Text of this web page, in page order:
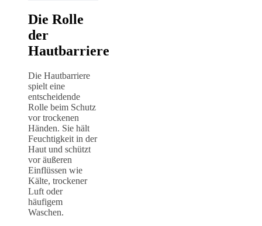
Die Rolle
der
Hautbarriere
Die Hautbarriere
spielt eine
entscheidende
Rolle beim Schutz
vor trockenen
Händen. Sie hält
Feuchtigkeit in der
Haut und schützt
vor äußeren
Einflüssen wie
Kälte, trockener
Luft oder
häufigem
Waschen.